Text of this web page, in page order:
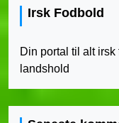
Irsk Fodbold
Din portal til alt
landshold